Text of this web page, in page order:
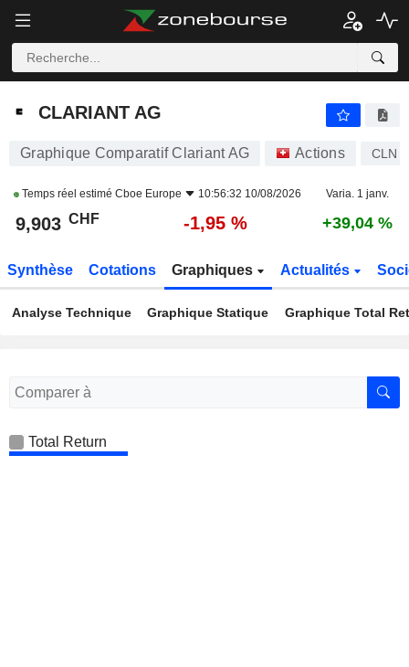
CLARIANT AG
CLARIANT AG
Graphique Comparatif Clariant AG Actions CLN
Temps réel estimé Cboe Europe 10:56:32 10/08/2026 Varia. 1 janv.
9,903 CHF -1,95 % +39,04 %
Synthèse Cotations Graphiques Actualités
Analyse Technique Graphique Statique Graphique Total
Total Return